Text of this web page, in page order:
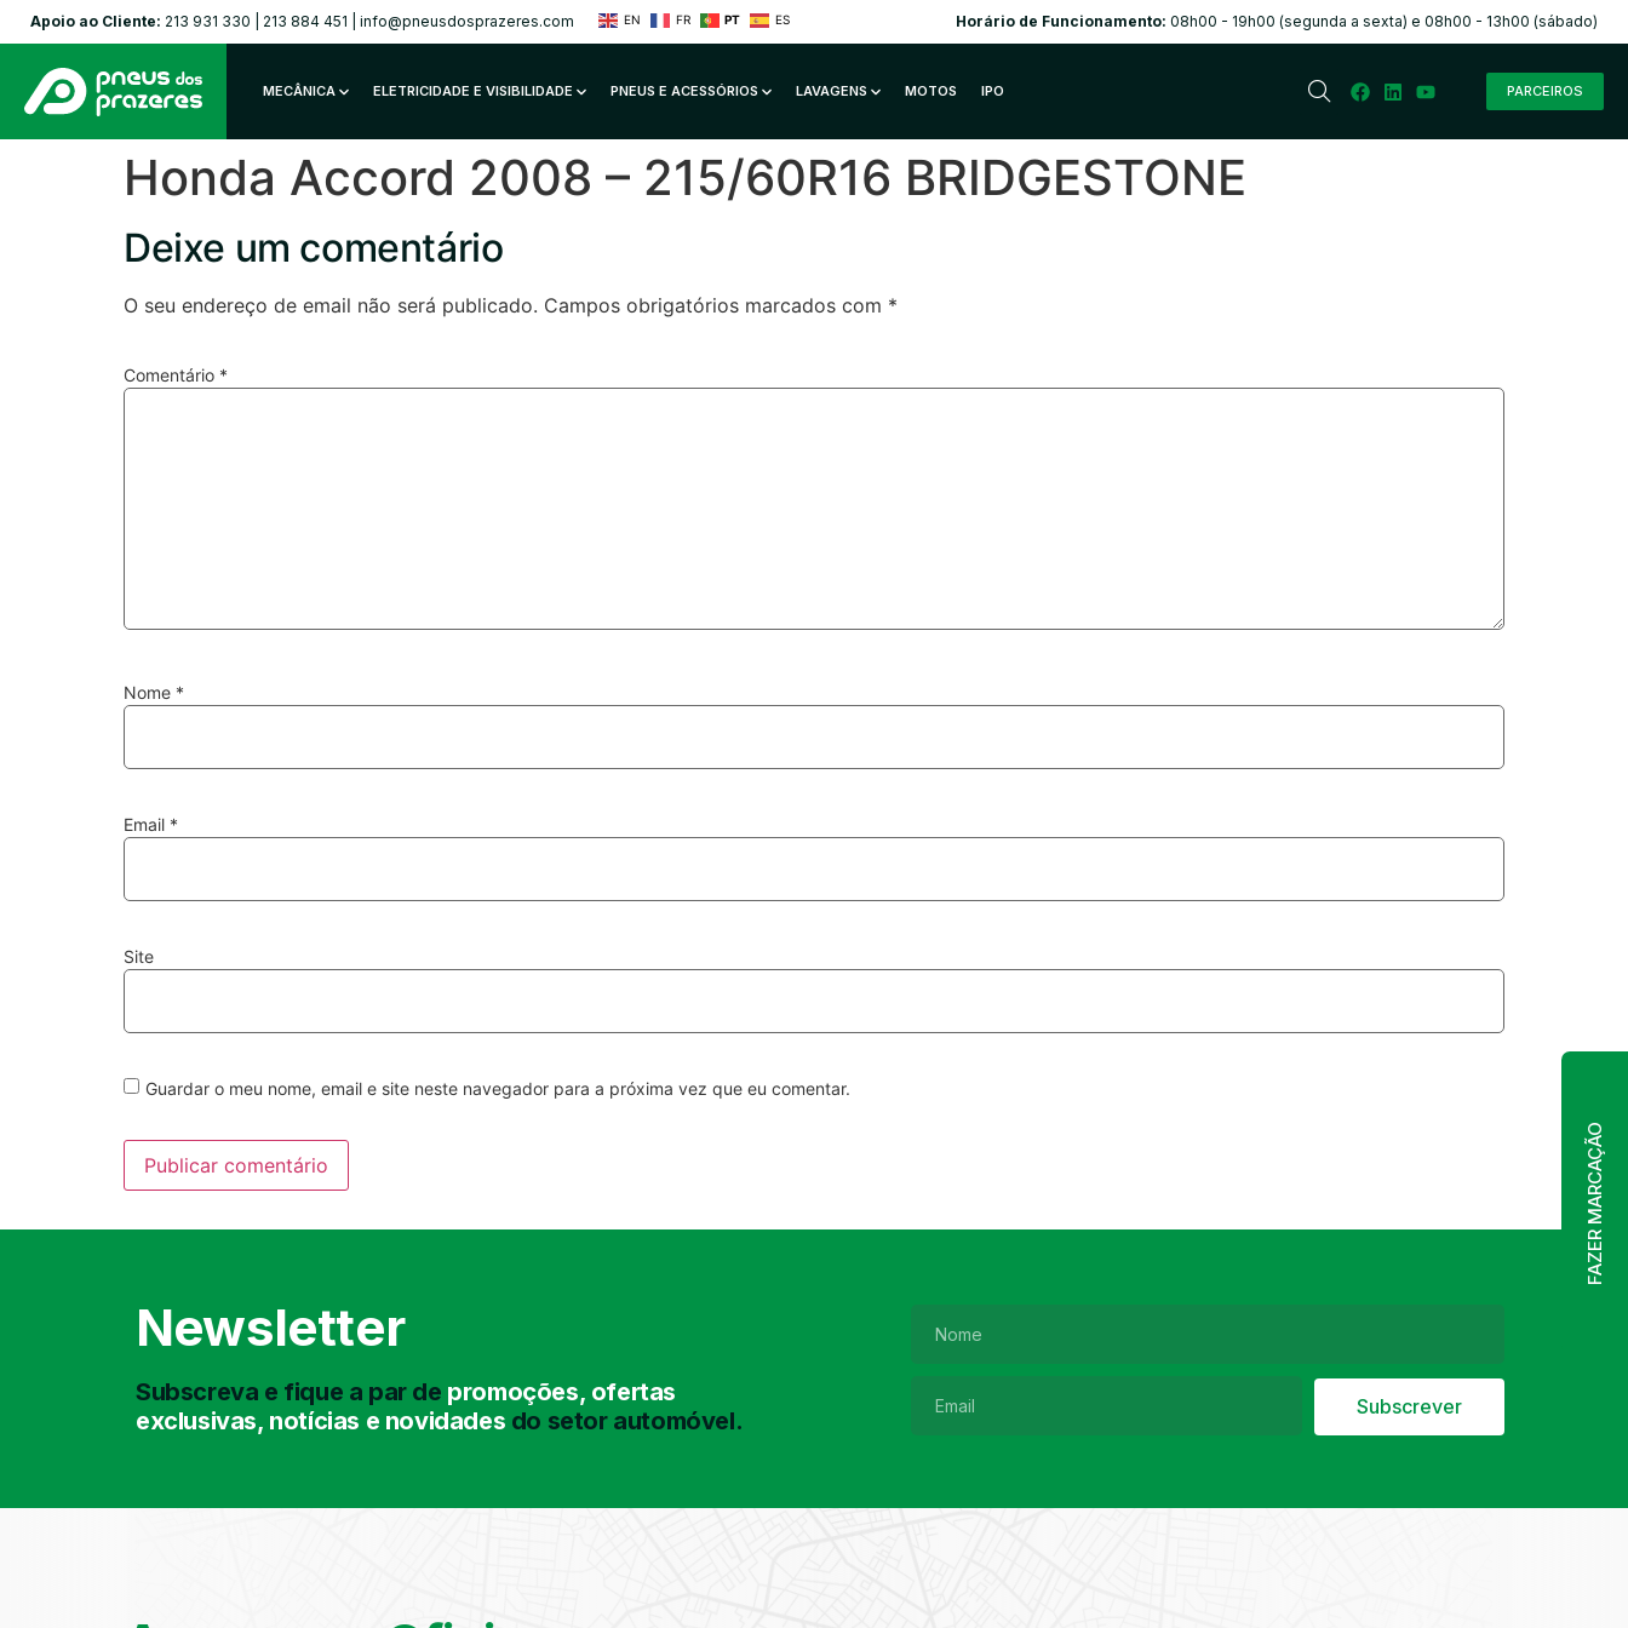
Apoio ao Cliente: 213 931 330 213 884 451 info@pneusdosprazeres.com EN FR PT ES Horário de Funcionamento: 08h00 - 19h00 (segunda a sexta) e 08h00 - 13h00 (sábado)
FAZER MARCAÇÃO
MECÂNICA ELETRICIDADE E VISIBILIDADE PNEUS E ACESSÓRIOS LAVAGENS MOTOS IPO PARCEIROS
Honda Accord 2008 – 215/60R16 BRIDGESTONE
Deixe um comentário
O seu endereço de email não será publicado. Campos obrigatórios marcados com *
Comentário *
Nome *
Email *
Site
Guardar o meu nome, email e site neste navegador para a próxima vez que eu comentar.
Newsletter
Subscreva e fique a par de promoções, ofertas
exclusivas, notícias e novidades do setor automóvel. Subscrever
Pesquisa de